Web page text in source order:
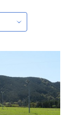
自然豊かな山々
支援、高齢者福
。
などもあわせて